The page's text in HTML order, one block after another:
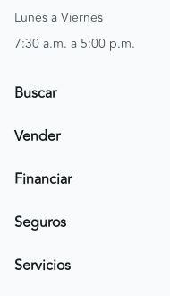
Lunes a Viernes
7:30 a.m. a 5:00 p.m.
Buscar
Encuentra un carro
Vender
Publicar mi vehículo
Financiar
Simular crédito
Seguros
Compra tu SOAT
Servicios